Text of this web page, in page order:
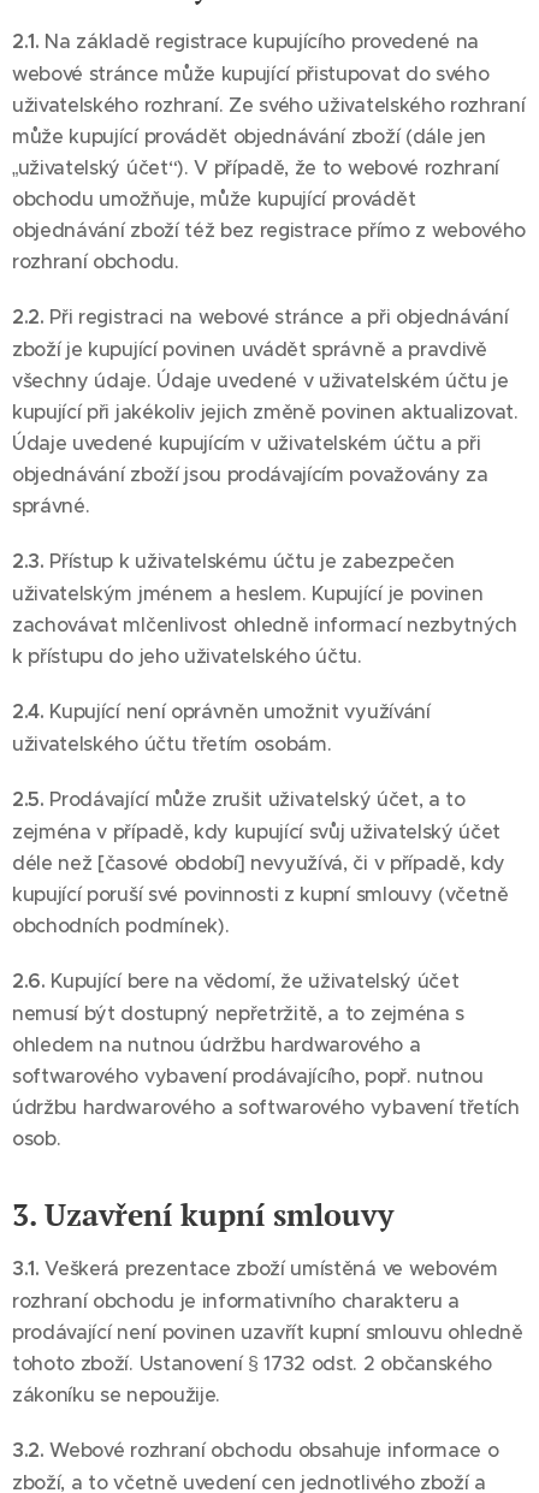
2.1. Na základě registrace kupujícího provedené na
webové stránce může kupující přistupovat do svého
uživatelského rozhraní. Ze svého uživatelského rozhraní
může kupující provádět objednávání zboží (dále jen
„uživatelský účet“). V případě, že to webové rozhraní
obchodu umožňuje, může kupující provádět
objednávání zboží též bez registrace přímo z webového
rozhraní obchodu.
2.2. Při registraci na webové stránce a při objednávání
zboží je kupující povinen uvádět správně a pravdivě
všechny údaje. Údaje uvedené v uživatelském účtu je
kupující při jakékoliv jejich změně povinen aktualizovat.
Údaje uvedené kupujícím v uživatelském účtu a při
objednávání zboží jsou prodávajícím považovány za
správné.
2.3. Přístup k uživatelskému účtu je zabezpečen
uživatelským jménem a heslem. Kupující je povinen
zachovávat mlčenlivost ohledně informací nezbytných
k přístupu do jeho uživatelského účtu.
2.4. Kupující není oprávněn umožnit využívání
uživatelského účtu třetím osobám.
2.5. Prodávající může zrušit uživatelský účet, a to
zejména v případě, kdy kupující svůj uživatelský účet
déle než [časové období] nevyužívá, či v případě, kdy
kupující poruší své povinnosti z kupní smlouvy (včetně
obchodních podmínek).
2.6. Kupující bere na vědomí, že uživatelský účet
nemusí být dostupný nepřetržitě, a to zejména s
ohledem na nutnou údržbu hardwarového a
softwarového vybavení prodávajícího, popř. nutnou
údržbu hardwarového a softwarového vybavení třetích
osob.
3. Uzavření kupní smlouvy
3.1.Veškerá prezentace zboží umístěná ve webovém
rozhraní obchodu je informativního charakteru a
prodávající není povinen uzavřít kupní smlouvu ohledně
tohoto zboží. Ustanovení § 1732 odst. 2 občanského
zákoníku se nepoužije.
3.2.Webové rozhraní obchodu obsahuje informace o
zboží, a to včetně uvedení cen jednotlivého zboží a